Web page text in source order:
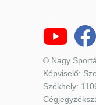
© Nagy
Képviselő:
Székhely: